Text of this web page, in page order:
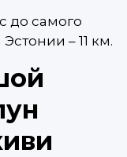
до самого
– 11 км.